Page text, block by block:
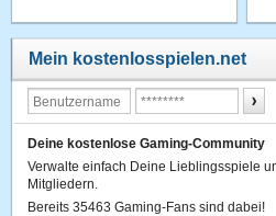
Mein kostenlosspielen.net
Deine kostenlose Gaming-Community
Verwalte einfach Deine Lieblingsspiele
Mitgliedern.
Bereits 35463 Gaming-Fans sind dabei!